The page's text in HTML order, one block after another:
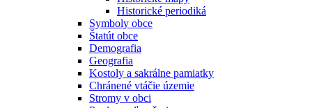
Historické periodiká
Symboly obce
Štatút obce
Demografia
Geografia
Kostoly a sakrálne pamiatky
Chránené vtáčie územie
Stromy v obci